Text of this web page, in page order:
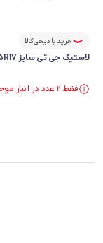
خرید با دیجی‌کالا
لاستیک جی تی سایز 225/65R17 گل Comfort F50 - دو حلقه
فقط ۲ عدد در انبار موجود است.